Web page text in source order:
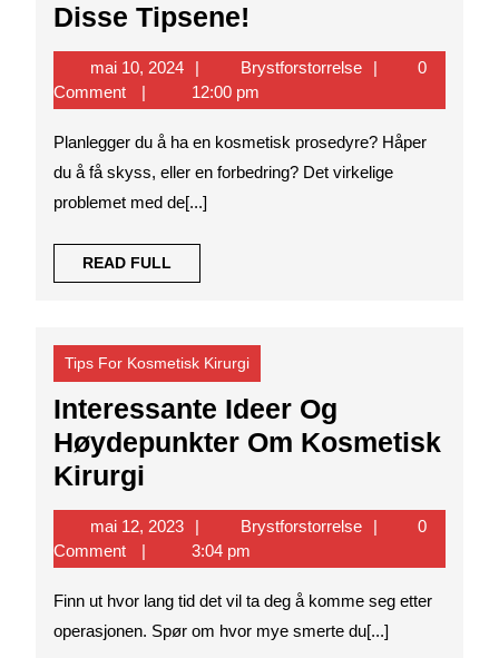
Disse Tipsene!
Du
Informasjon
Om
Kosmetisk
Kirurgi?
mai 10, 2024mai
10,
2024
BrystforstorrelseBrystforstorrelse
0
Comment
12:00 pm
Planlegger du å ha en kosmetisk prosedyre? Håper
du å få skyss, eller en forbedring? Det virkelige
problemet med de[...]
READ FULL
FULL
Tips For Kosmetisk Kirurgi
Interessante Ideer Og
Høydepunkter Om Kosmetisk
Kirurgi
Ideer
Og
Høydepunkter
Om
Kosmetisk
mai 12, 2023mai
12,
2023
BrystforstorrelseBrystforstorrelse
0
Comment
3:04 pm
Finn ut hvor lang tid det vil ta deg å komme seg etter
operasjonen. Spør om hvor mye smerte du[...]